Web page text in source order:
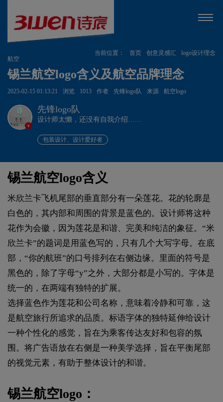
当前位置： 首页 创意灵感汇
logo设计理念
航空
锡兰航空logo含义及航空品牌理念
2025-02-15 01:13:21 浏览 1013 作者 先锋logo队 来源 航空logo
v
先锋logo队
设计师太懒，还没有自我介绍……
包装设计、设计爱好者
锡兰航空logo含义
米欣兰卡飞机尾部的垂直部分有一朵莲花。花的轮廓是
白色的，其内部和周围的背景是蓝色的。设计师将这种
花作为会徽，因为莲花是和谐、完美和纯洁的象征。“米
欣兰卡”的题词是用蓝色写的，只有几个大写字母。在底
部，“你的航班”的口号排列在右侧边缘。里面的符号是
黑色的，除了字母“y”之外，大部分都是小写的。字体是
统一的，在两端有独特的扩展。
选择蓝色作为莲花和公司名称，意味着冷静和可靠，这
是航空旅行所追求的品质。标语字体的独特延伸给设计
一种个性化的感觉，旨在为乘客传达友好和包容的氛
围。将广告语放在右侧是一种美学选择，旨在平衡尾部
的视觉元素，有助于整体设计的和谐。
锡兰航空logo：